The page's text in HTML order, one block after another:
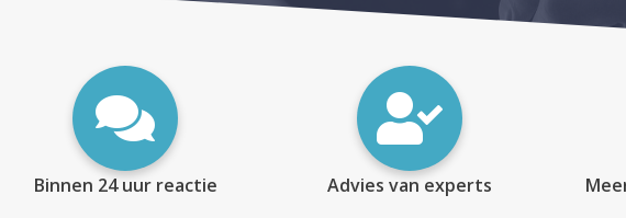
Binnen 24 uur reactie Advies van experts